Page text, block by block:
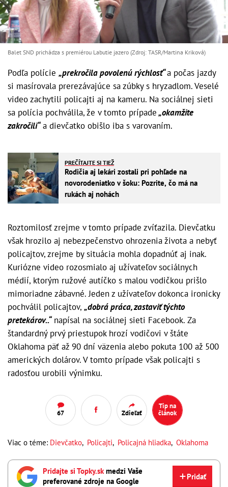
Balet SND prichádza s premiérou Labutie jazero (Zdroj: TASR/Martina Kriková)
Podľa polície „prekročila povolenú rýchlosť“a počas jazdy
si masírovala prerezávajúce sa zúbky s hryzadlom. Veselé
video zachytili policajti aj na kameru. Na sociálnej sieti
sa polícia pochválila, že v tomto prípade„okamžite
zakročili“a dievčatko obišlo iba s varovaním.
PREČÍTAJTE SI TIEŽ
Rodičia aj lekári zostali pri pohľade na
novorodeniatko v šoku: Pozrite, čo má na
rukách aj nohách
Roztomilosť zrejme v tomto prípade zvíťazila. Dievčatku
však hrozilo aj nebezpečenstvo ohrozenia života a nebyť
policajtov, zrejme by situácia mohla dopadnúť aj inak.
Kuriózne video rozosmialo aj užívateľov sociálnych
médií, ktorým ružové autíčko s malou vodičkou prišlo
mimoriadne zábavné. Jeden z užívateľov dokonca ironicky
pochválil policajtov, „dobrá práca, zastaviť týchto
pretekárov..“napísal na sociálnej sieti Facebook. Za
štandardný prvý priestupok hrozí vodičovi v štáte
Oklahoma päť až 90 dní väzenia alebo pokuta 100 až 500
amerických dolárov. V tomto prípade však policajti s
radosťou urobili výnimku.
67 Zdieľať
Tip na
článok
Viac o téme: Dievčatko, Policajti, Policajná hliadka, Oklahoma
Pridajte si Topky.skmedzi Vaše
preferované zdroje na Google
Pridať